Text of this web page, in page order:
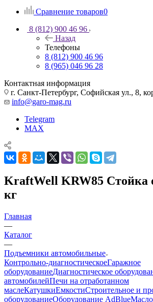
Сравнение товаров0
8 (812) 900 46 96
Назад
Телефоны
8 (812) 900 46 96
8 (965) 046 96 28
Контактная информация
г. Санкт-Петербург, Софийская ул., 8,
info@garo-mag.ru
Telegram
MAX
KraftWell KRW85 Стойка
кг
Главная
—
Каталог
—
Подъемники автомобильные
Контрольно-диагностическоеГаражное
оборудованиеДиагностическое
автомобилейПечи на отработанном
маслеКатушкиЕмкостиСтроительное и
оборудованиеОборудование AdBlue